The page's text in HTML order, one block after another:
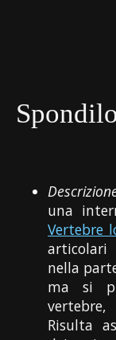
una
Vertebre
articolari
nella
ma si
Risulta